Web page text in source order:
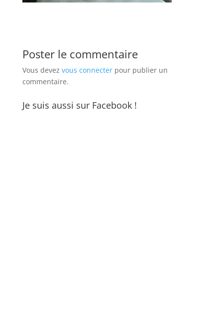
Poster le commentaire
Vous devez vous connecterpour publier un
commentaire.
Je suis aussi sur Facebook !